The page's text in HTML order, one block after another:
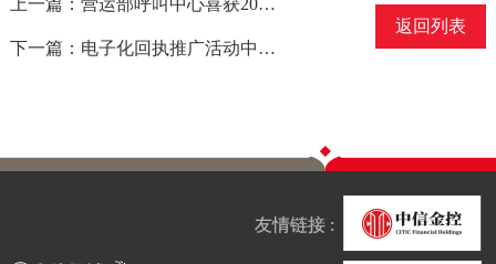
上一篇：营运部呼叫中心喜获2016“金音奖”
下一篇：电子化回执推广活动中奖名单公布
返回列表
友情链接 :